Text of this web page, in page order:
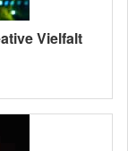
Vielfalt